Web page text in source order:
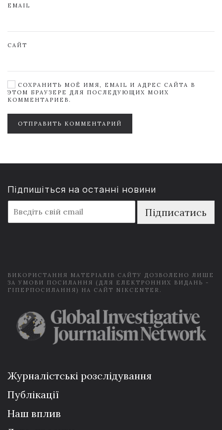
EMAIL
САЙТ
СОХРАНИТЬ МОЁ ИМЯ, EMAIL И АДРЕС САЙТА В
ЭТОМ БРАУЗЕРЕ ДЛЯ ПОСЛЕДУЮЩИХ МОИХ
КОММЕНТАРИЕВ.
ОТПРАВИТЬ КОММЕНТАРИЙ
Підпишіться на останні новини
m
a
Підписатись
ВИКОРИСТАННЯ МАТЕРІАЛІВ САЙТУ ДОЗВОЛЕНО ЛИШЕ
ЗА УМОВИ ПОСИЛАННЯ (ДЛЯ ЕЛЕКТРОННИХ ВИДАНЬ -
ГІПЕРПОСИЛАННЯ) НА САЙТ NIKCENTER.
Журналістські розслідування
Публікації
Наш вплив